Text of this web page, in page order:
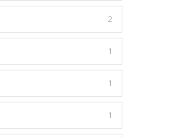
2
1
1
1